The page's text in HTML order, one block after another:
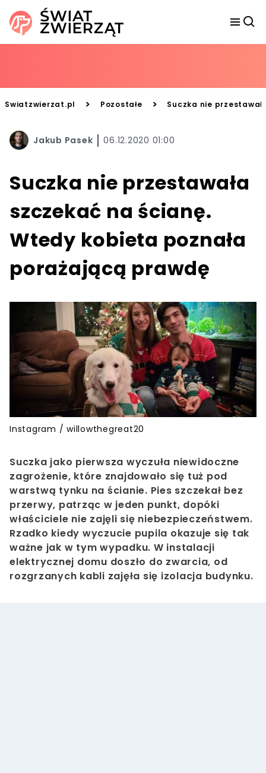
Swiatzwierzat.pl > Pozostałe > Suczka nie
Jakub Pasek 06.12.2020 01:00
Suczka nie przestawała
szczekać na ścianę.
Wtedy kobieta poznała
porażającą prawdę
Instagram / willowthegreat20
Suczka jako pierwsza wyczuła niewidoczne
zagrożenie, które znajdowało się tuż pod
warstwą tynku na ścianie. Pies szczekał bez
przerwy, patrząc w jeden punkt, dopóki
właściciele nie zajęli się niebezpieczeństwem.
Rzadko kiedy wyczucie pupila okazuje się tak
ważne jak w tym wypadku. W instalacji
elektrycznej domu doszło do zwarcia, od
rozgrzanych kabli zajęła się izolacja budynku.